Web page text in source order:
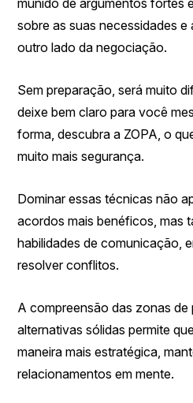
munido de argumentos fortes
sobre as suas necessidades e
outro lado da negociação.
Sem preparação, será muito
deixe bem claro para você
forma, descubra a ZOPA, o
muito mais segurança.
Dominar essas técnicas não
acordos mais benéficos, mas
habilidades de comunicação,
resolver conflitos.
A compreensão das zonas
alternativas sólidas permite
maneira mais estratégica,
relacionamentos em mente.